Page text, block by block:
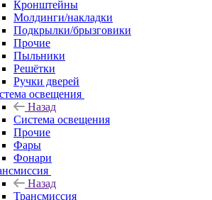
Кронштейны
Молдинги/накладки
Подкрылки/брызговики
Прочие
Пыльники
Решётки
Ручки дверей
освещения
Назад
Система освещения
Прочие
Фары
Фонари
Назад
Трансмиссия